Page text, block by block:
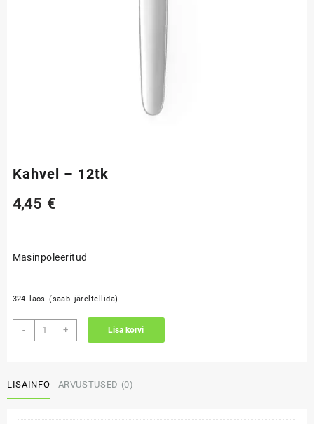
Kahvel – 12tk
4,45 €
Masinpoleeritud
324 laos (saab järeltellida)
-
Kahvel
-
+ Lisa korvi
LISAINFO ARVUSTUSED (0)